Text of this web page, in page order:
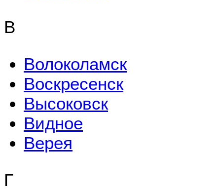
В
Волоколамск
Воскресенск
Высоковск
Видное
Верея
Г